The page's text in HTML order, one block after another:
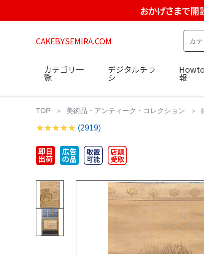
おかげさまで開
CAKEBYSEMIRA.COM
カテゴリ一
覧
デジタルチラ
シ 報
TOP 美術品・アンティーク・コレクション
(2919)